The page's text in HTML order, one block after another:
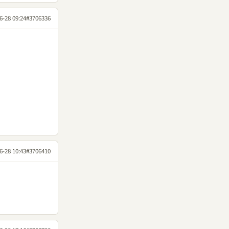
28 09:24#3706336
28 10:43#3706410